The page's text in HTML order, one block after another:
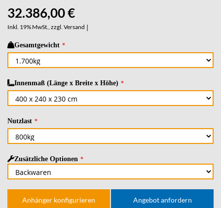
gallery
32.386,00 €
Inkl. 19% MwSt., zzgl. Versand |
Gesamtgewicht
Innenmaß (Länge x Breite x Höhe)
Nutzlast
Zusätzliche Optionen
Anhänger konfigurieren Angebot anfordern